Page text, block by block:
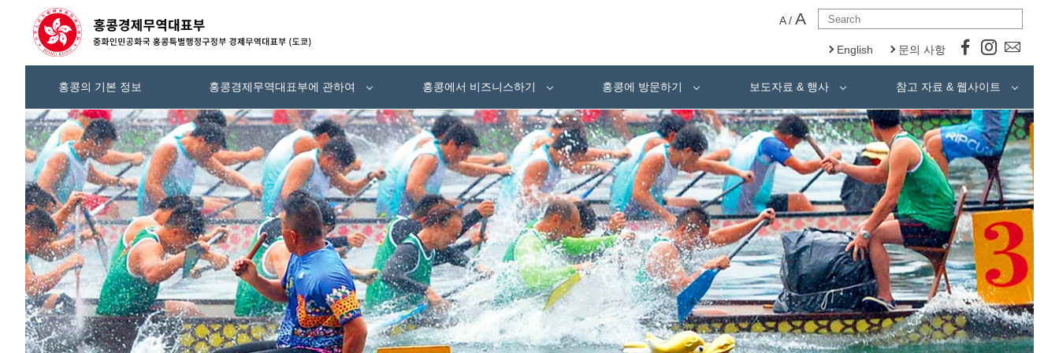
A/ A
English 문의 사항
홍콩의 기본 정보 홍콩경제무역대표부에 관하여 홍콩에서 비즈니스하기 홍콩에 방문하기 보도자료 & 행사 참고 자료 & 웹사이트